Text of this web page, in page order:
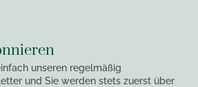
unseren regelmäßig
und Sie werden stets zuerst über